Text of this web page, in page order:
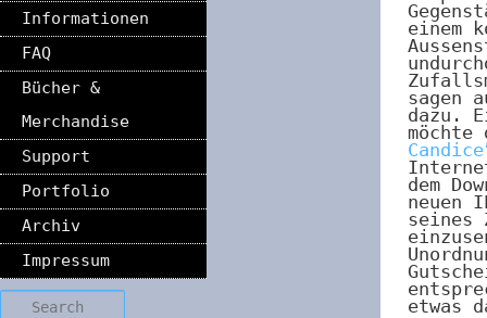
Informationen
FAQ
Bücher &
Merchandise
Support
Portfolio
Archiv
Impressum
Search
einem
sagen
dazu.
dem
neuen
seines
etwas